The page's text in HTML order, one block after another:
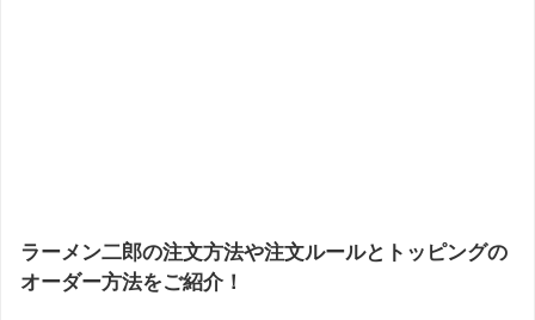
ラーメン二郎の注文方法や注文ルールとトッピングの
オーダー方法をご紹介！